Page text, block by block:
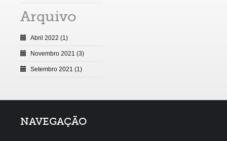
Arquivo
Abril 2022 (1)
Novembro 2021 (3)
Setembro 2021 (1)
NAVEGAÇÃO